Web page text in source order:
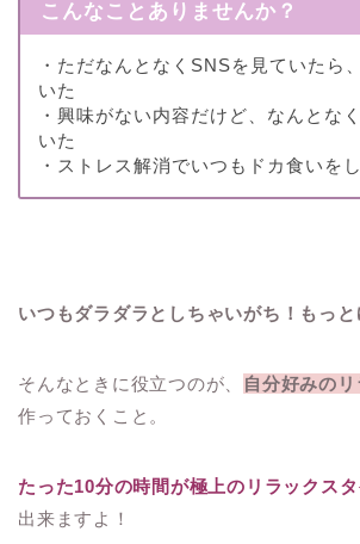
こんなことありませんか？
・ただなんとなくSNSを見ていたら
いた
・興味がない内容だけど、なんとな
いた
・ストレス解消でいつもドカ食いを
いつもダラダラとしちゃいがち！もっと
そんなときに役立つのが、 自分好みの
作っておくこと。
たった10分の時間が極上のリラックスタ
出来ますよ！